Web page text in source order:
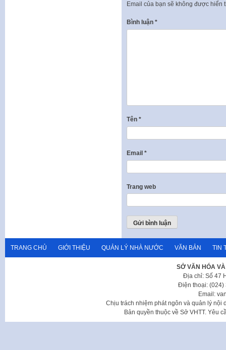
Email của bạn sẽ không được hiển
Bình luận *
Tên *
Email *
Trang web
TRANG CHỦ GIỚI THIỆU QUẢN LÝ NHÀ NƯỚC VĂN BẢN TIN
SỞ VĂN HÓA
Địa chỉ: Số 47
Điện thoại: (024)
Email:
Chịu trách nhiệm phát ngôn và quản lý nội
Bản quyền thuộc về Sở VHTT. Yêu